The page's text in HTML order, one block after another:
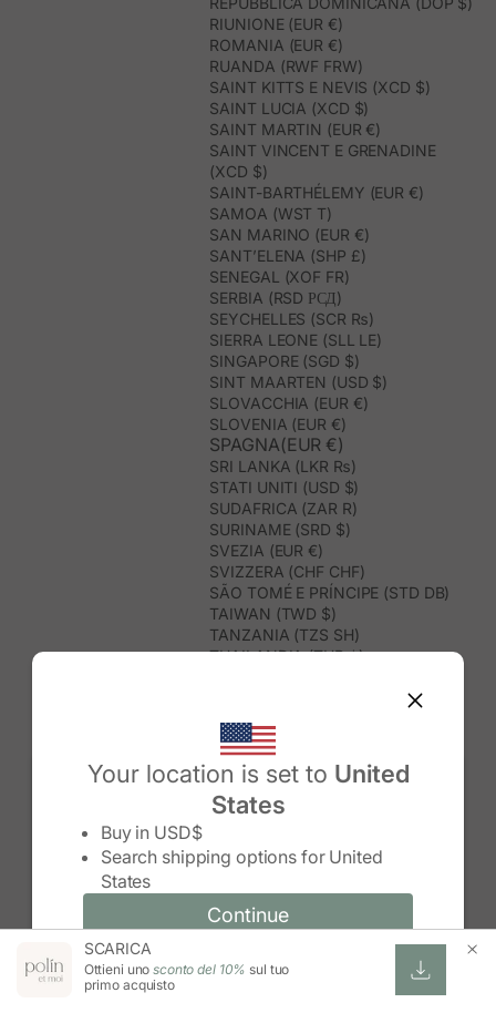
Your location is set to United
States
Buy in USD$
Search shipping options for United
States
Continue
Change country/region and language
Change country/region
Continue
RIUNIONE (EUR €)
ROMANIA (EUR €)
RUANDA (RWF FRW)
SAINT KITTS E NEVIS (XCD $)
SAINT LUCIA (XCD $)
SAINT MARTIN (EUR €)
SAINT VINCENT E GRENADINE
(XCD $)
SAINT-BARTHÉLEMY (EUR €)
SAMOA (WST T)
SAN MARINO (EUR €)
SANT’ELENA (SHP £)
SENEGAL (XOF FR)
SERBIA (RSD РСД)
SEYCHELLES (SCR ₨)
SIERRA LEONE (SLL LE)
SINGAPORE (SGD $)
SINT MAARTEN (USD $)
SLOVACCHIA (EUR €)
SLOVENIA (EUR €)
SPAGNA(EUR €)
SRI LANKA (LKR ₨)
STATI UNITI (USD $)
SUDAFRICA (ZAR R)
SURINAME (SRD $)
SVEZIA (EUR €)
SVIZZERA (CHF CHF)
SÃO TOMÉ E PRÍNCIPE (STD DB)
TAIWAN (TWD $)
TANZANIA (TZS SH)
THAILANDIA (THB ฿)
TONGA (TOP T$)
TRINIDAD E TOBAGO (TTD $)
TUNISIA (USD $)
TURCHIA (TRY ₺)
TURKMENISTAN (USD $)
UNGHERIA (EUR €)
UZBEKISTAN (UZS SO'M)
VANUATU (VUV VT)
VIETNAM (VND ₫)
WALLIS E FUTUNA (XPF FR)
SCARICA
Ottieni unosconto del 10% sul tuo
primo acquisto